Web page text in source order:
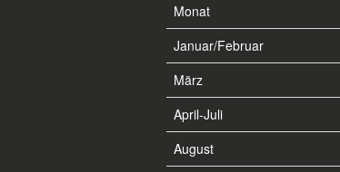
Monat
Januar/Februar
März
April-Juli
August